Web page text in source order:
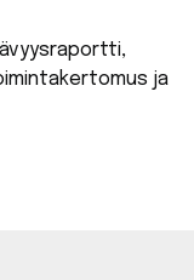
ja